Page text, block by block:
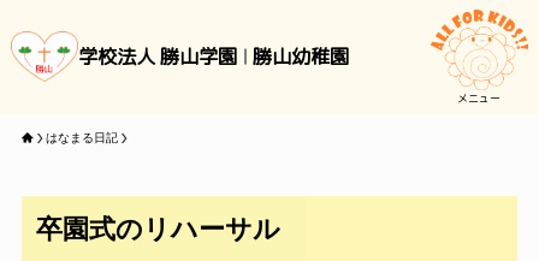
学校法人 勝山学園 勝山幼稚園
メニュー
はなまる日記
卒園式のリハーサル